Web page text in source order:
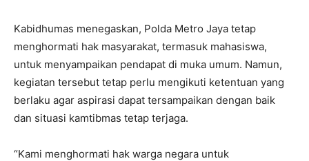
Kabidhumas menegaskan, Polda Metro Jaya tetap
menghormati hak masyarakat, termasuk mahasiswa,
untuk menyampaikan pendapat di muka umum. Namun,
kegiatan tersebut tetap perlu mengikuti ketentuan yang
berlaku agar aspirasi dapat tersampaikan dengan baik
dan situasi kamtibmas tetap terjaga.
“Kami menghormati hak warga negara untuk